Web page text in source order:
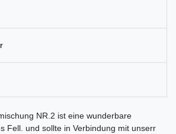
NR.2 ist eine wunderbare
Fell. und sollte in Verbindung mit unserr